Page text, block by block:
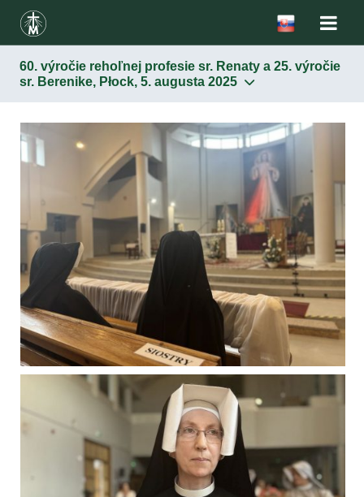
60. výročie rehoľnej profesie sr. Renaty a 25. výročie
sr. Berenike, Płock, 5. augusta 2025